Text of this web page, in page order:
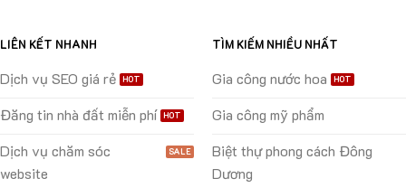
LIÊN KẾT NHANH
Dịch vụ SEO giá rẻ
Đăng tin nhà đất miễn phí
Dịch vụ chăm sóc
website
TÌM KIẾM NHIỀU NHẤT
Gia công nước hoa
Gia công mỹ phẩm
Biệt thự phong cách Đông
Dương